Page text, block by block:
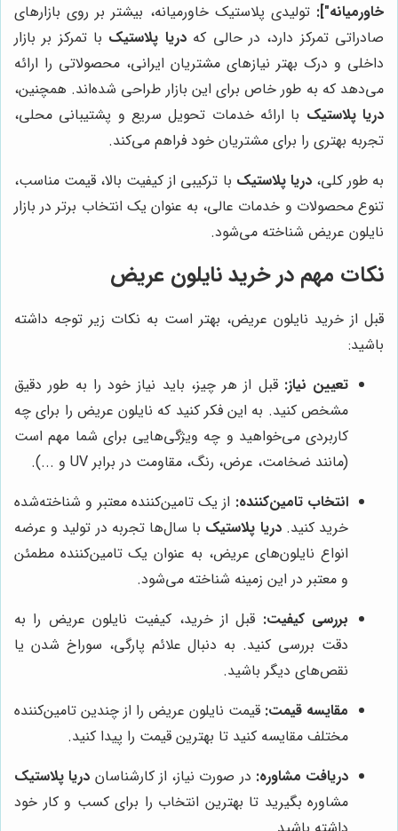
خاورمیانه"]: تولیدی پلاستیک خاورمیانه، بیشتر بر روی بازارهای
صادراتی تمرکز دارد، در حالی کهدریا پلاستیک با تمرکز بر بازار
داخلی و درک بهتر نیازهای مشتریان ایرانی، محصولاتی را ارائه
می‌دهد که به طور خاص برای این بازار طراحی شده‌اند. همچنین،
دریا پلاستیک با ارائه خدمات تحویل سریع و پشتیبانی محلی،
تجربه بهتری را برای مشتریان خود فراهم می‌کند.
به طور کلی،دریا پلاستیک با ترکیبی از کیفیت بالا، قیمت مناسب،
تنوع محصولات و خدمات عالی، به عنوان یک انتخاب برتر در بازار
نایلون عریض شناخته می‌شود.
نکات مهم در خرید نایلون عریض
قبل از خرید نایلون عریض، بهتر است به نکات زیر توجه داشته
باشید:
تعیین نیاز: قبل از هر چیز، باید نیاز خود را به طور دقیق
مشخص کنید. به این فکر کنید که نایلون عریض را برای چه
کاربردی می‌خواهید و چه ویژگی‌هایی برای شما مهم است
(مانند ضخامت، عرض، رنگ، مقاومت در برابر UV و ...).
انتخاب تامین‌کننده: از یک تامین‌کننده معتبر و شناخته‌شده
خرید کنید.دریا پلاستیک با سال‌ها تجربه در تولید و عرضه
انواع نایلون‌های عریض، به عنوان یک تامین‌کننده مطمئن
و معتبر در این زمینه شناخته می‌شود.
بررسی کیفیت: قبل از خرید، کیفیت نایلون عریض را به
دقت بررسی کنید. به دنبال علائم پارگی، سوراخ شدن یا
نقص‌های دیگر باشید.
مقایسه قیمت: قیمت نایلون عریض را از چندین تامین‌کننده
مختلف مقایسه کنید تا بهترین قیمت را پیدا کنید.
دریافت مشاوره: در صورت نیاز، از کارشناسان دریا پلاستیک
مشاوره بگیرید تا بهترین انتخاب را برای کسب و کار خود